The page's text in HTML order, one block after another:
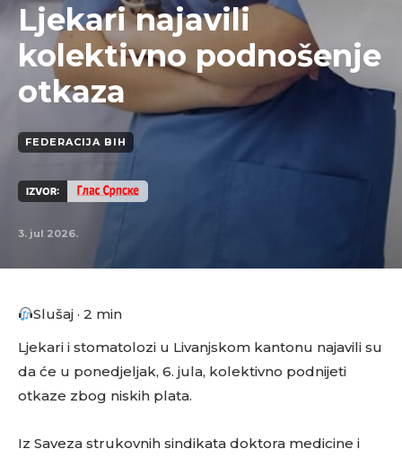
Ljekari najavili
kolektivno podnošenje
otkaza
FEDERACIJA BIH
IZVOR:
3. jul 2026.
Slušaj · 2 min
Ljekari i stomatolozi u Livanjskom kantonu najavili su
da će u ponedjeljak, 6. jula, kolektivno podnijeti
otkaze zbog niskih plata.
Iz Saveza strukovnih sindikata doktora medicine i